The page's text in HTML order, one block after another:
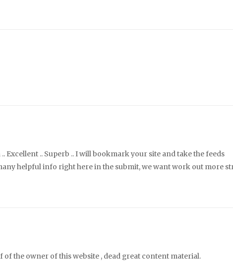
Excellent .. Superb .. I will bookmark your site and take the feeds
helpful info right here in the submit, we want work out more
the owner of this website , dead great content material.